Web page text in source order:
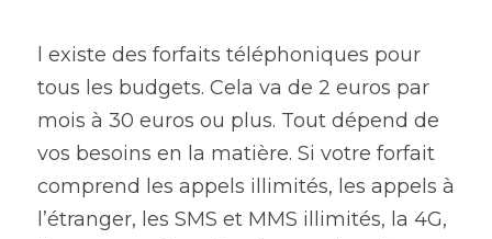
l existe des forfaits téléphoniques pour
tous les budgets. Cela va de 2 euros par
mois à 30 euros ou plus. Tout dépend de
vos besoins en la matière. Si votre forfait
comprend les appels illimités, les appels à
l’étranger, les SMS et MMS illimités, la 4G,